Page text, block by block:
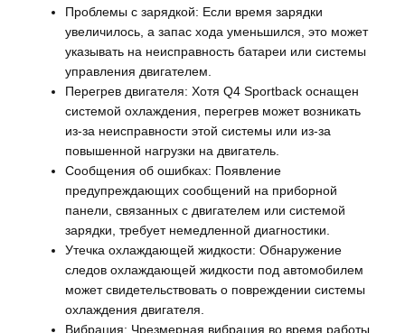
Проблемы с зарядкой: Если время зарядки
увеличилось, а запас хода уменьшился, это может
указывать на неисправность батареи или системы
управления двигателем.
Перегрев двигателя: Хотя Q4 Sportback оснащен
системой охлаждения, перегрев может возникать
из-за неисправности этой системы или из-за
повышенной нагрузки на двигатель.
Сообщения об ошибках: Появление
предупреждающих сообщений на приборной
панели, связанных с двигателем или системой
зарядки, требует немедленной диагностики.
Утечка охлаждающей жидкости: Обнаружение
следов охлаждающей жидкости под автомобилем
может свидетельствовать о повреждении системы
охлаждения двигателя.
Вибрация: Чрезмерная вибрация во время работы